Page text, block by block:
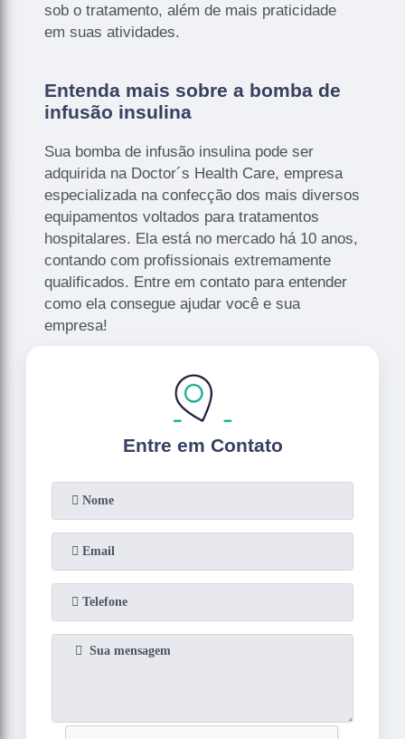
sob o tratamento, além de mais praticidade
em suas atividades.
Entenda mais sobre a bomba de
infusão insulina
Sua bomba de infusão insulina pode ser
adquirida na Doctor´s Health Care, empresa
especializada na confecção dos mais diversos
equipamentos voltados para tratamentos
hospitalares. Ela está no mercado há 10 anos,
contando com profissionais extremamente
qualificados. Entre em contato para entender
como ela consegue ajudar você e sua
empresa!
Entre em Contato